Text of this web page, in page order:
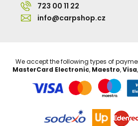
723 00 11 22
info@carpshop.cz
We accept the following types of
MasterCard Electronic, Maestro,Visa,